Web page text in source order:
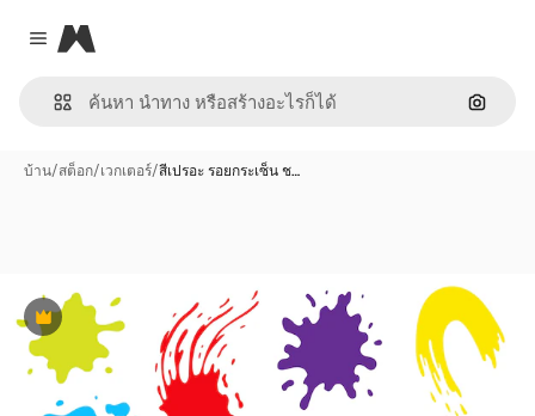
Close menu
Magnific
ค้นหา
บ้าน/สต็อก/เวกเตอร์/สีเปรอะ รอยกระเซ็น ช…
พรีเมี่ยม